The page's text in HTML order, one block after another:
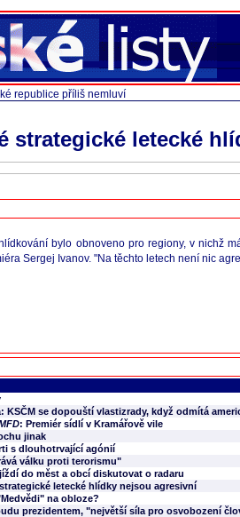
republice příliš nemluví
strategické letecké
bylo obnoveno pro regiony, v nichž
Sergej Ivanov. "Na těchto letech není nic
KSČM se dopouští vlastizrady, když odmítá
: Premiér sídlí v Kramářově vile
jinak
s dlouhotrvající agónií
válku proti terorismu"
do měst a obcí diskutovat o radaru
letecké hlídky nejsou agresivní
na obloze?
prezidentem, "největší síla pro osvobození